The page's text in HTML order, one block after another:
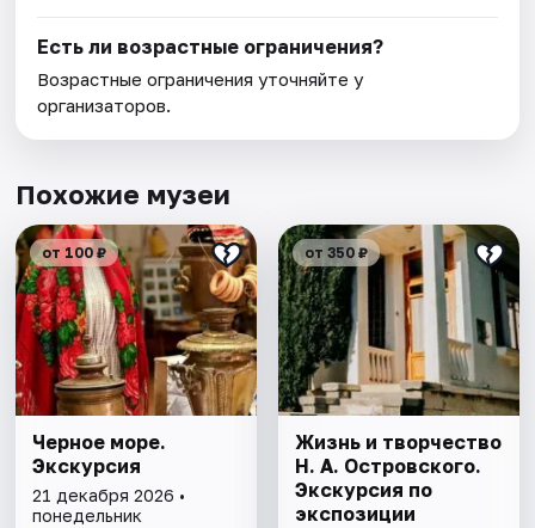
Есть ли возрастные ограничения?
Возрастные ограничения уточняйте у
организаторов.
Похожие музеи
от 100 ₽
Черное море.
Экскурсия
21 декабря 2026 •
понедельник
от 350 ₽
Жизнь и творчество
Н. А. Островского.
Экскурсия по
экспозиции